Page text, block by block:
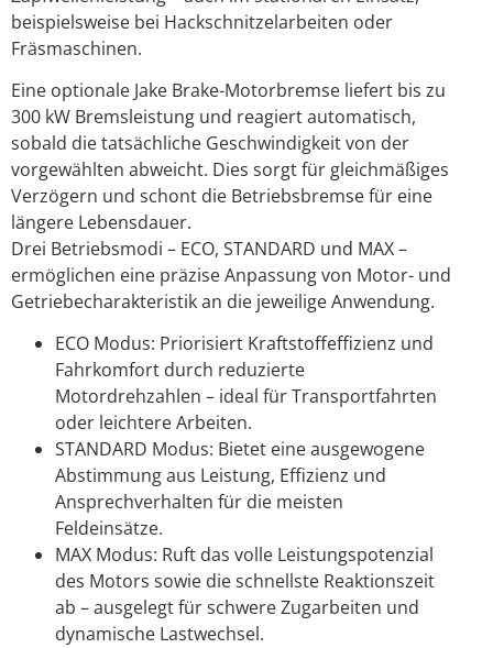
beispielsweise bei Hackschnitzelarbeiten oder
Fräsmaschinen.
Eine optionale Jake Brake-Motorbremse liefert bis zu
300 kW Bremsleistung und reagiert automatisch,
sobald die tatsächliche Geschwindigkeit von der
vorgewählten abweicht. Dies sorgt für gleichmäßiges
Verzögern und schont die Betriebsbremse für eine
längere Lebensdauer.
Drei Betriebsmodi – ECO, STANDARD und MAX –
ermöglichen eine präzise Anpassung von Motor- und
Getriebecharakteristik an die jeweilige Anwendung.
ECO Modus: Priorisiert Kraftstoffeffizienz und
Fahrkomfort durch reduzierte
Motordrehzahlen – ideal für Transportfahrten
oder leichtere Arbeiten.
STANDARD Modus: Bietet eine ausgewogene
Abstimmung aus Leistung, Effizienz und
Ansprechverhalten für die meisten
Feldeinsätze.
MAX Modus: Ruft das volle Leistungspotenzial
des Motors sowie die schnellste Reaktionszeit
ab – ausgelegt für schwere Zugarbeiten und
dynamische Lastwechsel.